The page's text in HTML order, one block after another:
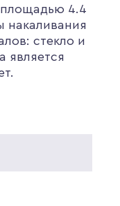
площадью 4.4
накаливания
стекло и
является